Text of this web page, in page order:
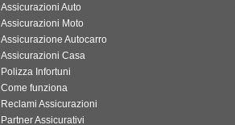
Assicurazioni Auto
Assicurazioni Moto
Assicurazione Autocarro
Assicurazioni Casa
Polizza Infortuni
Come funziona
Reclami Assicurazioni
Partner Assicurativi